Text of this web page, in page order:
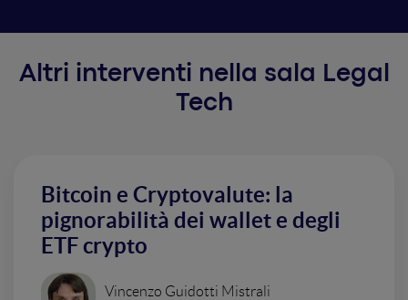
Altri interventi nella sala Legal
Tech
Bitcoin e Cryptovalute: la
pignorabilità dei wallet e degli
ETF crypto
Vincenzo Guidotti Mistrali